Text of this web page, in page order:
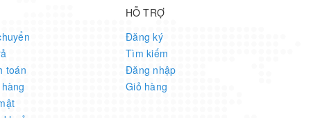
toán
HỖ TRỢ
Đăng ký
Tìm kiếm
Đăng nhập
Giỏ hàng